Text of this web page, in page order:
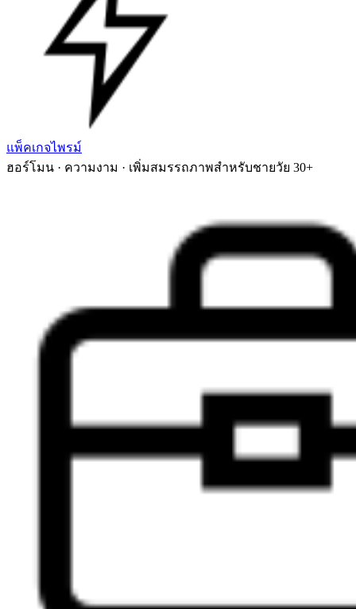
แพ็คเกจไพรม์
ฮอร์โมน · ความงาม · เพิ่มสมรรถภาพสำหรับชายวัย 30+